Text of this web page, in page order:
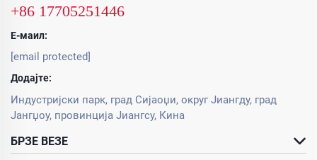
+86 17705251446
Е-маил:
[email protected]
Додајте:
Индустријски парк, град Сијаоџи, округ Јиангду, град
Јангџоу, провинција Јиангсу, Кина
БРЗЕ ВЕЗЕ